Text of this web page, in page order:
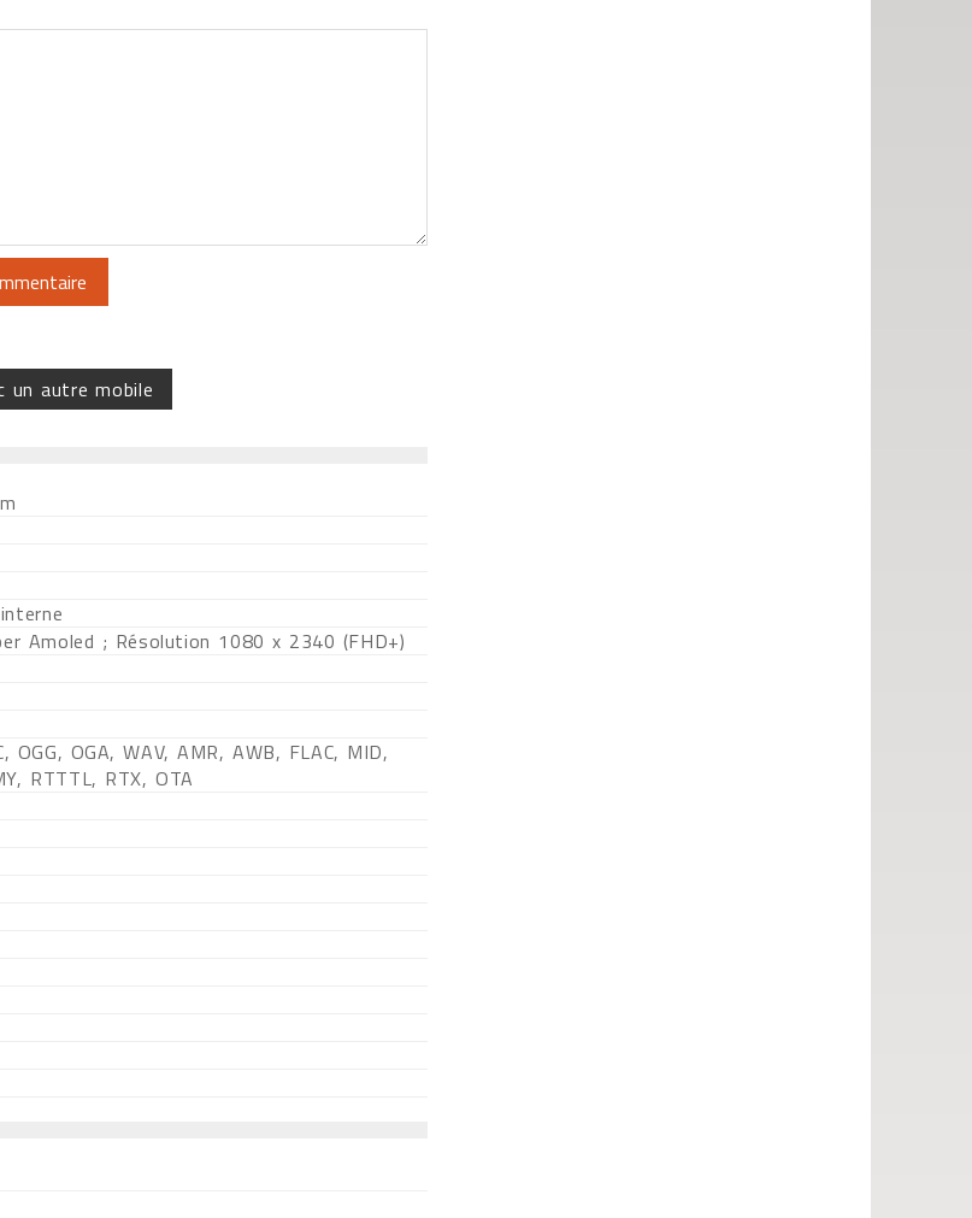
un autre mobile
Amoled ; Résolution 1080 x 2340 (FHD+)
OGG, OGA, WAV, AMR, AWB, FLAC, MID,
RTTTL, RTX, OTA